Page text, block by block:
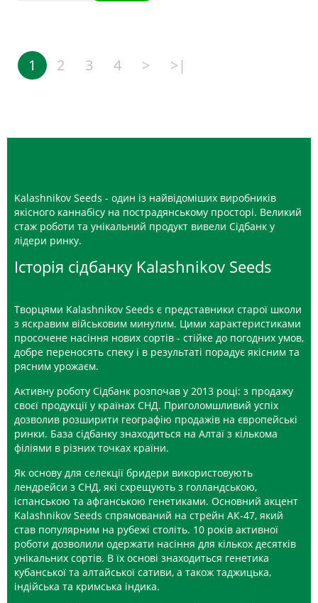
1 2 3 4 > >|
Kalashnikov Seeds - один із найвідоміших виробників
якісного каннабісу на пострадянському просторі. Великий
стаж роботи та унікальний продукт вивели Сідбанк у
лідери ринку.
Історія сідбанку Kalashnikov Seeds
Творцями Kalashnikov Seeds є представники старої школи
з яскравим військовим минулим. Цими характеристиками
просочене насіння нових сортів - стійке до погодних умов,
добре переносять спеку і в результаті порадує якісним та
рясним урожаєм.
Активну роботу Сідбанк розпочав у 2013 році: з продажу
своєї продукції у країнах СНД. Приголомшливий успіх
дозволив розширити географію продажів на європейські
ринки. База сідбанку знаходиться на Алтаї з кількома
філіями в різних точках країни.
Як основу для селекції бридери використовують
лендрейси з СНД, які схрещують з голландською,
іспанською та афганською генетиками. Основний акцент
Kalashnikov Seeds спрямований на стрейн АК-47, який
став популярним на рубежі століть. 10 років активної
роботи дозволили одержати насіння для кількох десятків
унікальних сортів. В їх основі знаходиться генетика
кубанської та алтайської сативи, а також таджицька,
індійська та кримська індика.